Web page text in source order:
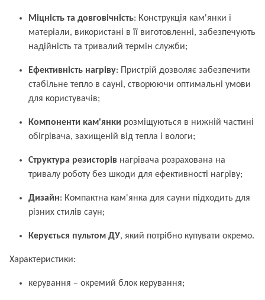
Міцність та довговічність: Конструкція кам'янки і
матеріали, використані в її виготовленні, забезпечують
надійність та тривалий термін служби;
Ефективність нагріву: Пристрій дозволяє забезпечити
стабільне тепло в сауні, створюючи оптимальні умови
для користувачів;
Компоненти кам'янки розміщуються в нижній частині
обігрівача, захищеній від тепла і вологи;
Структура резисторів нагрівача розрахована на
тривалу роботу без шкоди для ефективності нагріву;
Дизайн: Компактна кам'янка для сауни підходить для
різних стилів саун;
Керується пультом ДУ, який потрібно купувати окремо.
Характеристики:
керування – окремий блок керування;